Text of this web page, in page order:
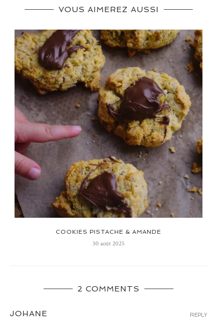
VOUS AIMEREZ AUSSI
COOKIES PISTACHE & AMANDE
30 août 2025
2 COMMENTS
JOHANE REPLY